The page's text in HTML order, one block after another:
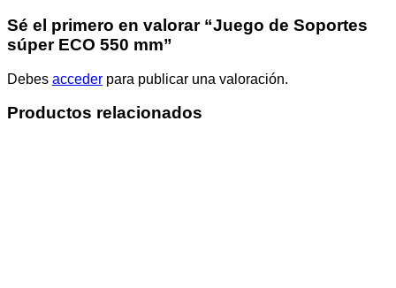
Sé el primero en valorar “Juego de Soportes
súper ECO 550 mm”
Debes acceder para publicar una valoración.
Productos relacionados